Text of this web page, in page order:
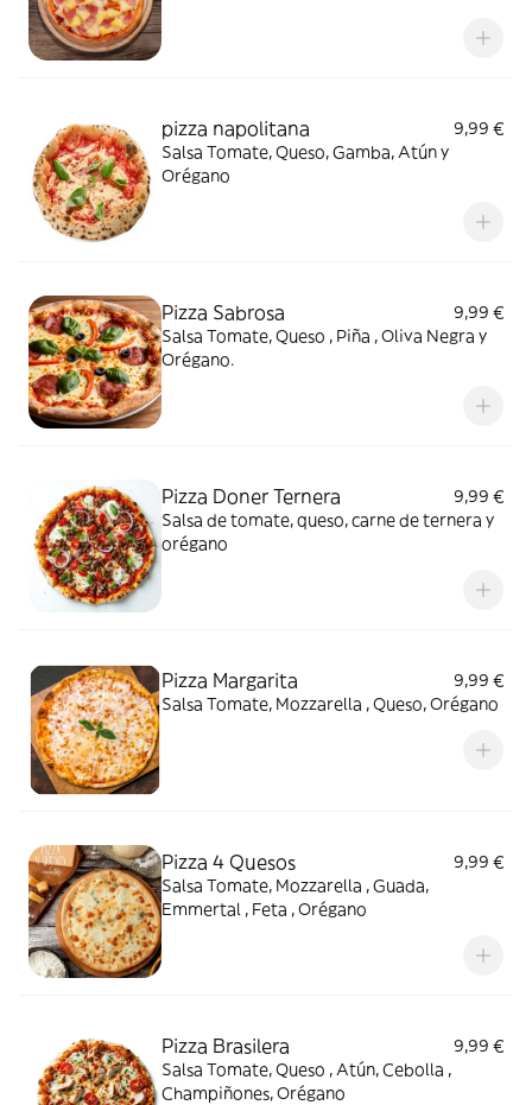
pizza napolitana
9,99 €
Salsa Tomate, Queso, Gamba, Atún y
Orégano
Pizza Sabrosa
9,99 €
Salsa Tomate, Queso , Piña , Oliva Negra y
Orégano.
Pizza Doner Ternera
9,99 €
Salsa de tomate, queso, carne de ternera y
orégano
Pizza Margarita
9,99 €
Salsa Tomate, Mozzarella , Queso, Orégano
Pizza 4 Quesos
9,99 €
Salsa Tomate, Mozzarella , Guada,
Emmertal , Feta , Orégano
Pizza Brasilera
9,99 €
Salsa Tomate, Queso , Atún, Cebolla ,
Champiñones, Orégano